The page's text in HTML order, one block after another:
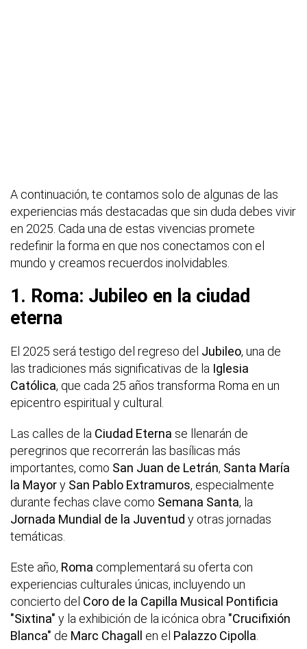
A continuación, te contamos solo de algunas de las
experiencias más destacadas que sin duda debes vivir
en 2025. Cada una de estas vivencias promete
redefinir la forma en que nos conectamos con el
mundo y creamos recuerdos inolvidables.
1. Roma: Jubileo en la ciudad
eterna
El 2025 será testigo del regreso del Jubileo, una de
las tradiciones más significativas de la Iglesia
Católica, que cada 25 años transforma Roma en un
epicentro espiritual y cultural.
Las calles de la Ciudad Eterna se llenarán de
peregrinos que recorrerán las basílicas más
importantes, como San Juan de Letrán, Santa María
la Mayory San Pablo Extramuros, especialmente
durante fechas clave como Semana Santa, la
Jornada Mundial de la Juventud y otras jornadas
temáticas.
Este año, Roma complementará su oferta con
experiencias culturales únicas, incluyendo un
concierto del Coro de la Capilla Musical Pontificia
"Sixtina" y la exhibición de la icónica obra "Crucifixión
Blanca" de Marc Chagall en el Palazzo Cipolla